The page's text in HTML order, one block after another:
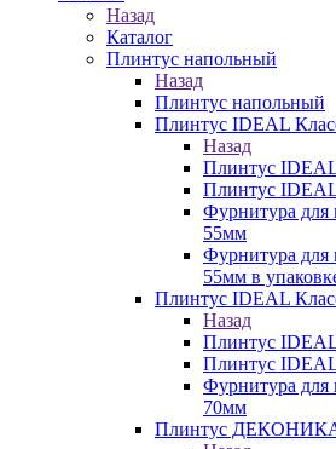
Назад
Каталог
Плинтус напольный
Назад
Плинтус напольный
Плинтус IDEAL
Назад
Плинтус
Плинтус
Фурнитура для
55мм
Фурнитура для
55мм в
Плинтус IDEAL
Назад
Плинтус
Плинтус
Фурнитура для
70мм
Плинтус